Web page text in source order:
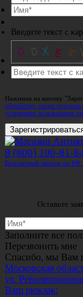
Введите текст с
Нажимая на кнопку
обработку своих
условиями пользования
8 (800) 100-81-
Бесплатный звонок по РФ.
Оставьте
Заполните все
Перезвонить мне
Спасибо, мы Вам
Московская
ул.
Ваш рюкзак: